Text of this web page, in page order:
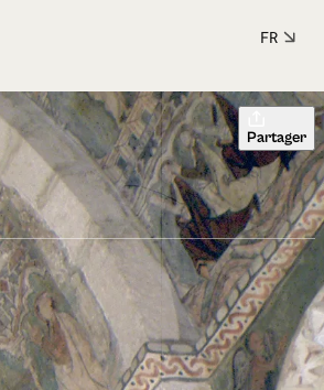
FR
Partager